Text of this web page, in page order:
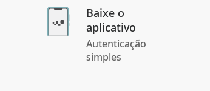
Baixe o
aplicativo
Autenticação
simples